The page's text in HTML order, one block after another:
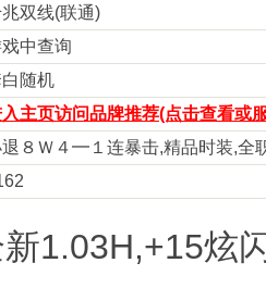
双线(联通)
中查询
随机
主页访问品牌推荐(点击查看或
８Ｗ４━１连暴击,精品时装,全
1.03H,+15炫